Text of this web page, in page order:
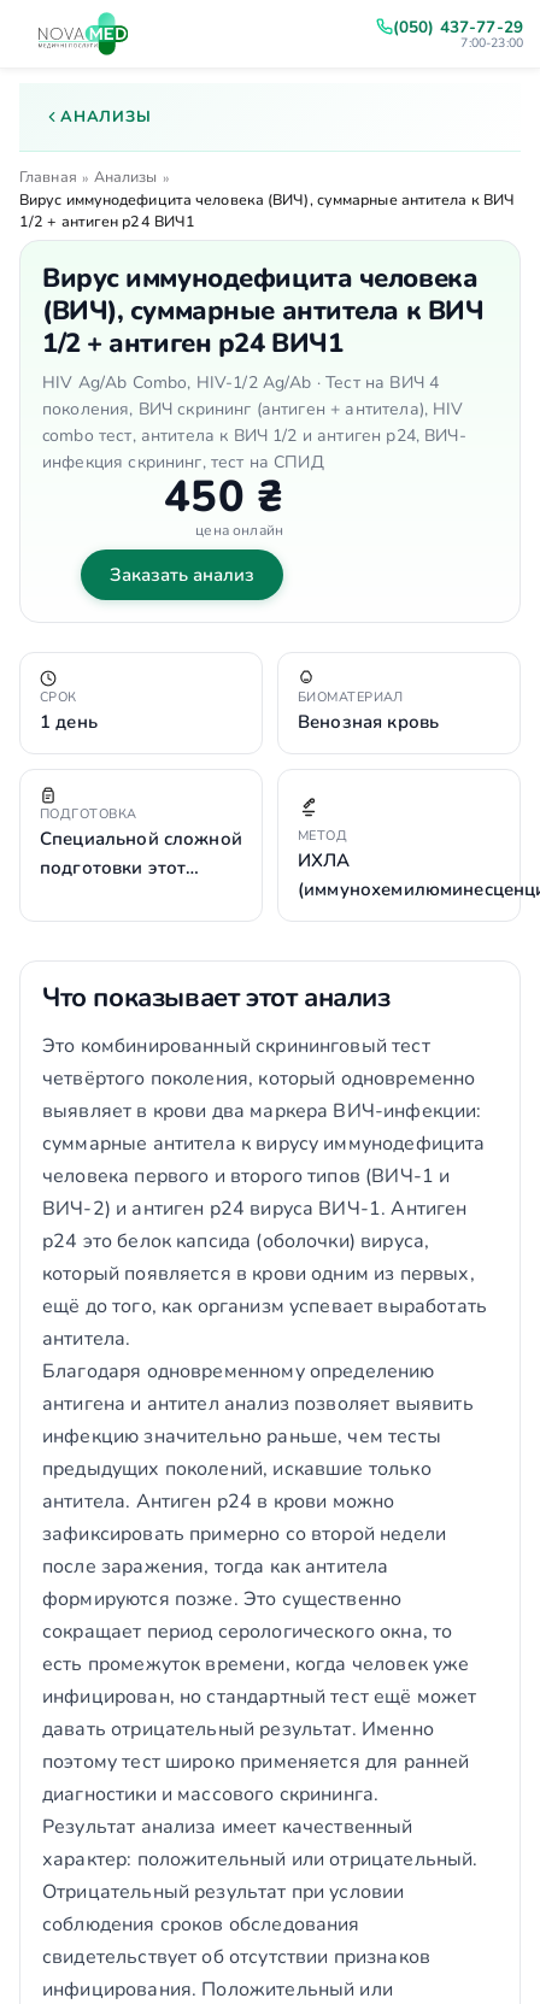
(050) 437-77-29
7:00-23:00
АНАЛИЗЫ
Главная » Анализы »
Вирус иммунодефицита человека (ВИЧ), суммарные антитела к ВИЧ
1/2 + антиген р24 ВИЧ1
Вирус иммунодефицита человека
(ВИЧ), суммарные антитела к ВИЧ
1/2 + антиген р24 ВИЧ1
HIV Ag/Ab Combo, HIV-1/2 Ag/Ab · Тест на ВИЧ 4
поколения, ВИЧ скрининг (антиген + антитела), HIV
combo тест, антитела к ВИЧ 1/2 и антиген р24, ВИЧ-
инфекция скрининг, тест на СПИД
450 ₴
цена онлайн
Заказать анализ
СРОК
1 день
БИОМАТЕРИАЛ
Венозная кровь
ПОДГОТОВКА
Специальной сложной
подготовки этот…
МЕТОД
ИХЛА
Что показывает этот анализ
Это комбинированный скрининговый тест
четвёртого поколения, который одновременно
выявляет в крови два маркера ВИЧ-инфекции:
суммарные антитела к вирусу иммунодефицита
человека первого и второго типов (ВИЧ-1 и
ВИЧ-2) и антиген р24 вируса ВИЧ-1. Антиген
р24 это белок капсида (оболочки) вируса,
который появляется в крови одним из первых,
ещё до того, как организм успевает выработать
антитела.
Благодаря одновременному определению
антигена и антител анализ позволяет выявить
инфекцию значительно раньше, чем тесты
предыдущих поколений, искавшие только
антитела. Антиген р24 в крови можно
зафиксировать примерно со второй недели
после заражения, тогда как антитела
формируются позже. Это существенно
сокращает период серологического окна, то
есть промежуток времени, когда человек уже
инфицирован, но стандартный тест ещё может
давать отрицательный результат. Именно
поэтому тест широко применяется для ранней
диагностики и массового скрининга.
Результат анализа имеет качественный
характер: положительный или отрицательный.
Отрицательный результат при условии
соблюдения сроков обследования
свидетельствует об отсутствии признаков
инфицирования. Положительный или